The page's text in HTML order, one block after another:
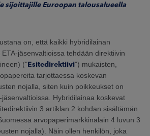
sijoittajille Euroopan talousalueella
on, että kaikki hybridilainan
jäsenvaltioissa tehdään direktiivin
("Esitedirektiivi") mukaisten,
tarjottaessa koskevan
nojalla, siten kuin poikkeukset on
Hybridilainaa koskevat
3 artiklan 2 kohdan sisältämän
arvopaperimarkkinalain 4 luvun 3
nojalla). Näin ollen henkilön, joka